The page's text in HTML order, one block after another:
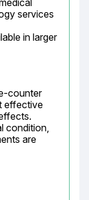
services
in larger
counter
effective
condition,
are